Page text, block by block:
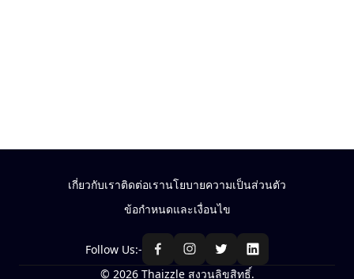
เกี่ยวกับเราติดต่อเรานโยบายความเป็นส่วนตัว
ข้อกำหนดและเงื่อนไข
Follow Us:-
© 2026 Thaizzle สงวนลิขสิทธิ์.